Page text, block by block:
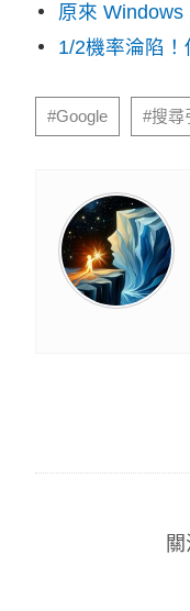
原來
1/2機率淪陷
#Google #搜尋